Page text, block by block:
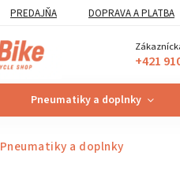
PREDAJŇA DOPRAVA A PLATBA
+421
Pneumatiky a doplnky
Pneumatiky a doplnky